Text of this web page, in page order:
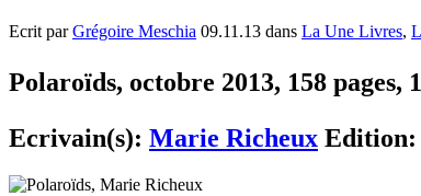
Ecrit parGrégoire Meschia 09.11.13 dans La Une Livres,
Polaroïds, octobre 2013, 158 pages,
Ecrivain(s): Marie Richeux Edition: